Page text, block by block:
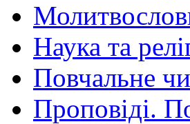
Наука та
Повчальне
Проповіді.